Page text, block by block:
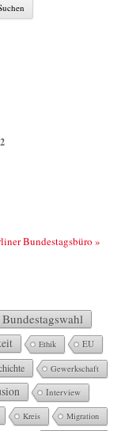
Bundestagsbüro »
Bundestagswahl
Ethik EU
Gewerkschaft
Interview
Kreis Migration